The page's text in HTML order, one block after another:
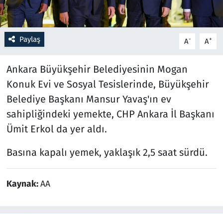
Paylaş A- A+
Ankara Büyükşehir Belediyesinin Mogan
Konuk Evi ve Sosyal Tesislerinde, Büyükşehir
Belediye Başkanı Mansur Yavaş'ın ev
sahipliğindeki yemekte, CHP Ankara İl Başkanı
Ümit Erkol da yer aldı.
Basına kapalı yemek, yaklaşık 2,5 saat sürdü.
Kaynak:AA
Sağlık
Savunma Sanayi
Seçim 2023
Spor
Teknoloji ve Bilim
Televizyon